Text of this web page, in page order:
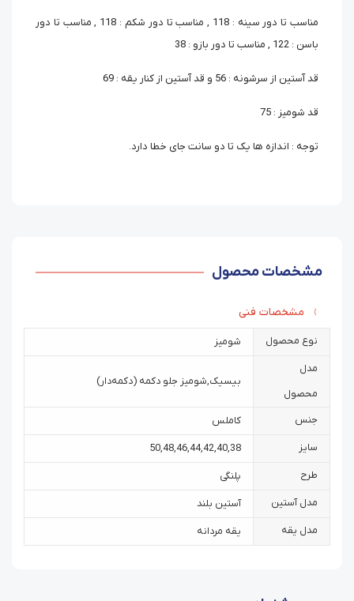
مناسب تا دور سینه : 118 , مناسب تا دور شکم : 118 , مناسب تا دور
باسن : 122 , مناسب تا دور بازو : 38
قد آستین از سرشونه : 56 و قد آستین از کنار یقه : 69
قد شومیز : 75
توجه : اندازه ها یک تا دو سانت جای خطا دارد.
مشخصات محصول
مشخصات فنی
نوع محصول شومیز
مدل
محصول
بیسیک,شومیز جلو دکمه (دکمه‌دار)
جنس کاملس
سایز 38
,
40
,
42
,
44
,
46
,
48
,
50
طرح پلنگی
مدل آستین آستین بلند
مدل یقه یقه مردانه